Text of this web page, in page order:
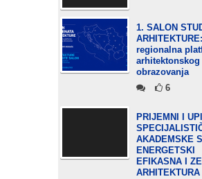
1. SALON
regionalna
arhitektonskog
obrazovanja
6
PRIJEMNI I
AKADEMSKE
ENERGETSKI
EFIKASNA I
ARHITEKTURA